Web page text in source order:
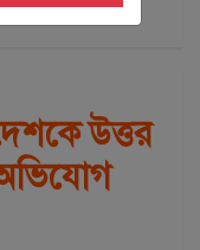
উত্তর